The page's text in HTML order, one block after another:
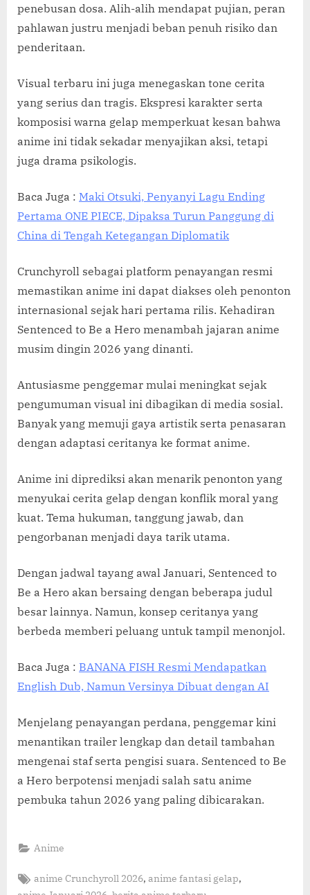
penebusan dosa. Alih-alih mendapat pujian, peran
pahlawan justru menjadi beban penuh risiko dan
penderitaan.
Visual terbaru ini juga menegaskan tone cerita
yang serius dan tragis. Ekspresi karakter serta
komposisi warna gelap memperkuat kesan bahwa
anime ini tidak sekadar menyajikan aksi, tetapi
juga drama psikologis.
Baca Juga : Maki Otsuki, Penyanyi Lagu Ending
Pertama ONE PIECE, Dipaksa Turun Panggung di
China di Tengah Ketegangan Diplomatik
Crunchyroll sebagai platform penayangan resmi
memastikan anime ini dapat diakses oleh penonton
internasional sejak hari pertama rilis. Kehadiran
Sentenced to Be a Hero menambah jajaran anime
musim dingin 2026 yang dinanti.
Antusiasme penggemar mulai meningkat sejak
pengumuman visual ini dibagikan di media sosial.
Banyak yang memuji gaya artistik serta penasaran
dengan adaptasi ceritanya ke format anime.
Anime ini diprediksi akan menarik penonton yang
menyukai cerita gelap dengan konflik moral yang
kuat. Tema hukuman, tanggung jawab, dan
pengorbanan menjadi daya tarik utama.
Dengan jadwal tayang awal Januari, Sentenced to
Be a Hero akan bersaing dengan beberapa judul
besar lainnya. Namun, konsep ceritanya yang
berbeda memberi peluang untuk tampil menonjol.
Baca Juga : BANANA FISH Resmi Mendapatkan
English Dub, Namun Versinya Dibuat dengan AI
Menjelang penayangan perdana, penggemar kini
menantikan trailer lengkap dan detail tambahan
mengenai staf serta pengisi suara. Sentenced to Be
a Hero berpotensi menjadi salah satu anime
pembuka tahun 2026 yang paling dibicarakan.
Anime
Tags:
anime Crunchyroll 2026, anime fantasi gelap,